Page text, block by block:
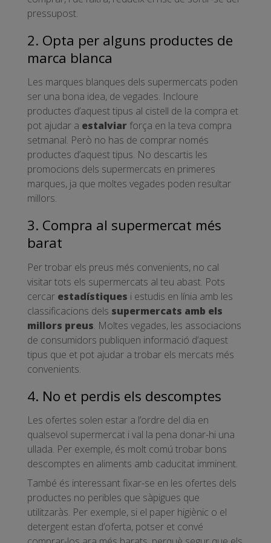
pressupost.
2. Opta per alguns productes de
marca blanca
Les marques blanques dels supermercats poden
ser una bona idea, de vegades. Incloure
productes d’aquest tipus al cistell de la compra et
pot ajudar a estalviar força en la teva compra
setmanal. Però no has de comprar només
productes d’aquest tipus. No descartis les
promocions dels supermercats en primeres
marques, ja que moltes vegades poden resultar
millors.
3. Compra al supermercat més
barat
Per trobar els preus més convenients, no cal
visitar tots els supermercats al teu abast. Pots
cercar estadístiques i estudis en línia amb les
classificacions dels supermercats amb els
millors preus. Moltes vegades, les associacions
de consumidors publiquen informació d’aquest
tipus que et pot ajudar a trobar els mercats més
convenients.
4. No et perdis els descomptes
Les ofertes solen estar a l’ordre del dia en
qualsevol supermercat i val la pena donar-hi una
ullada. Per exemple, és molt comú trobar bons
descomptes en aliments amb caducitat imminent.
També és interessant fixar-se en les ofertes dels
productes no peribles que sàpigues que
utilitzaràs. Per exemple, si el paper higiènic o el
detergent estan d’oferta, potser et convé